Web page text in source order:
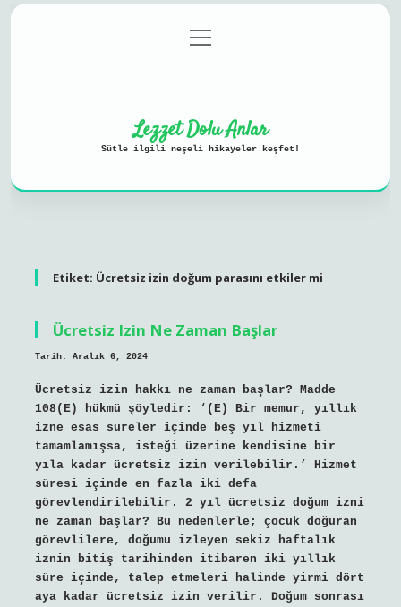
Gizlilik Politikası
menüyü
aç
Lezzet Dolu Anlar
Sütle ilgili neşeli hikayeler keşfet!
Etiket: Ücretsiz izin doğum parasını etkiler mi
Ücretsiz Izin Ne Zaman Başlar
Tarih: Aralık 6, 2024
Ücretsiz izin hakkı ne zaman başlar? Madde
108(E) hükmü şöyledir: ‘(E) Bir memur, yıllık
izne esas süreler içinde beş yıl hizmeti
tamamlamışsa, isteği üzerine kendisine bir
yıla kadar ücretsiz izin verilebilir.’ Hizmet
süresi içinde en fazla iki defa
görevlendirilebilir. 2 yıl ücretsiz doğum izni
ne zaman başlar? Bu nedenlerle; çocuk doğuran
görevlilere, doğumu izleyen sekiz haftalık
iznin bitiş tarihinden itibaren iki yıllık
süre içinde, talep etmeleri halinde yirmi dört
aya kadar ücretsiz izin verilir. Doğum sonrası